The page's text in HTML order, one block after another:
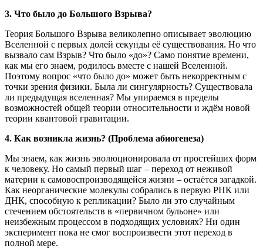
3. Что было до Большого Взрыва?
Теория Большого Взрыва великолепно описывает эволюцию
Вселенной с первых долей секунды её существования. Но что
вызвало сам Взрыв? Что было «до»? Само понятие времени,
как мы его знаем, родилось вместе с нашей Вселенной.
Поэтому вопрос «что было до» может быть некорректным с
точки зрения физики. Была ли сингулярность? Существовала
ли предыдущая вселенная? Мы упираемся в пределы
возможностей общей теории относительности и ждём новой
теории квантовой гравитации.
4. Как возникла жизнь? (Проблема абиогенеза)
Мы знаем, как жизнь эволюционировала от простейших форм
к человеку. Но самый первый шаг – переход от неживой
материи к самовоспроизводящейся жизни – остаётся загадкой.
Как неорганические молекулы собрались в первую РНК или
ДНК, способную к репликации? Было ли это случайным
стечением обстоятельств в «первичном бульоне» или
неизбежным процессом в подходящих условиях? Ни один
эксперимент пока не смог воспроизвести этот переход в
полной мере.